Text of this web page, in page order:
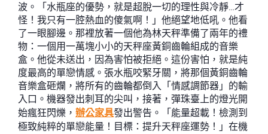
波。「水瓶座的優勢，就是超脫一切的理性與冷靜…才
怪！我只有一腔熱血的傻氣啊！」他絕望地低吼。他看
了一眼腳邊。那裡放著一個他為林天秤準備了兩年的禮
物：一個用一萬塊小小的天秤座黃銅齒輪組成的音樂
盒。他從未送出，因為害怕被拒絕。這份害怕，就是純
度最高的單戀情感。張水瓶咬緊牙關，將那個黃銅齒輪
音樂盒砸爛，將所有的齒輪都倒入「情感調節器」的輸
入口。機器發出刺耳的尖叫，接著，彈珠臺上的燈光開
始瘋狂閃爍， 辦公家具發出警告。「能量超載！檢測到
極致純粹的單戀能量！目標：提升天秤座運勢！」在機